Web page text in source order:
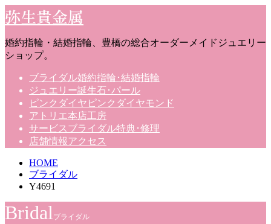
弥生貴金属
婚約指輪・結婚指輪、豊橋の総合オーダーメイドジュエリー
ショップ。
ブライダル婚約指輪･結婚指輪
ジュエリー誕生石･パール
ピンクダイヤ ピンクダイヤモンド
アトリエ本店工房
サービス ブライダル特典･修理
店舗情報アクセス
HOME
ブライダル
Y4691
Bridal ブライダル